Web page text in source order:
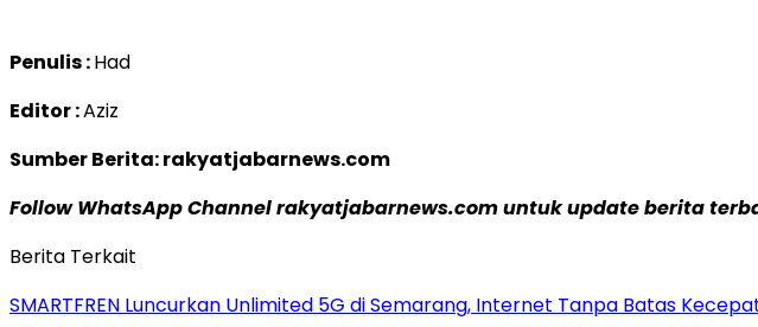
Penulis :Had
Editor :Aziz
Sumber Berita: rakyatjabarnews.com
Follow WhatsApp Channel rakyatjabarnews.com untuk update berita
Berita Terkait
SMARTFREN Luncurkan Unlimited 5G di Semarang, Internet Tanpa Batas